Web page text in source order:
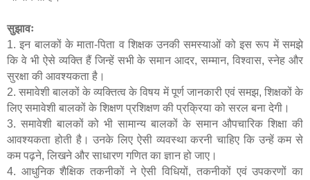
सुझावः
1. इन बालकों के माता-पिता व शिक्षक उनकी समस्याओं को इस रूप में समझे
कि वे भी ऐसे व्यक्ति हैं जिन्हें सभी के समान आदर,सम्मान,विश्वास,स्नेह और
सुरक्षा की आवश्यकता है।
2. समावेशी बालकों के व्यक्तित्व के विषय में पूर्ण जानकारी एवं समझ, शिक्षकों के
लिए समावेशी बालकों के शिक्षण प्रशिक्षण की प्रक्रिया को सरल बना देगी।
3. समावेशी बालकों को भी सामान्य बालकों के समान औपचारिक शिक्षा की
आवश्यकता होती है। उनके लिए ऐसी व्यवस्था करनी चाहिए कि उन्हें कम से
कम पढ़ने, लिखने और साधारण गणित का ज्ञान हो जाए।
4. आधुनिक शैक्षिक तकनीकों ने ऐसी विधियों, तकनीकों एवं उपकरणों का